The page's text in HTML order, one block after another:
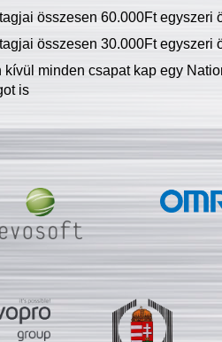
összesen 60.000Ft egyszeri
összesen 30.000Ft egyszeri
kívül minden csapat kap egy
is